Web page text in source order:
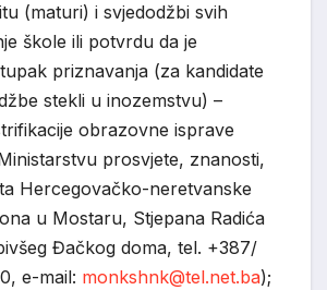
(maturi) i svjedodžbi svih
škole ili potvrdu da je
priznavanja (za kandidate
stekli u inozemstvu) –
obrazovne isprave
prosvjete, znanosti,
Hercegovačko-neretvanske
u Mostaru, Stjepana Radića
Đačkog doma, tel. +387/
e-mail: monkshnk@tel.net.ba);